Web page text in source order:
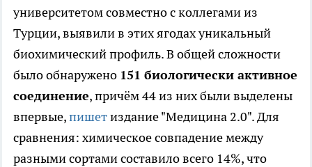
университетом совместно с коллегами из
Турции, выявили в этих ягодах уникальный
биохимический профиль. В общей сложности
было обнаружено 151 биологически активное
соединение, причём 44 из них были выделены
впервые,пишетиздание "Медицина 2.0". Для
сравнения: химическое совпадение между
разными сортами составило всего 14%, что